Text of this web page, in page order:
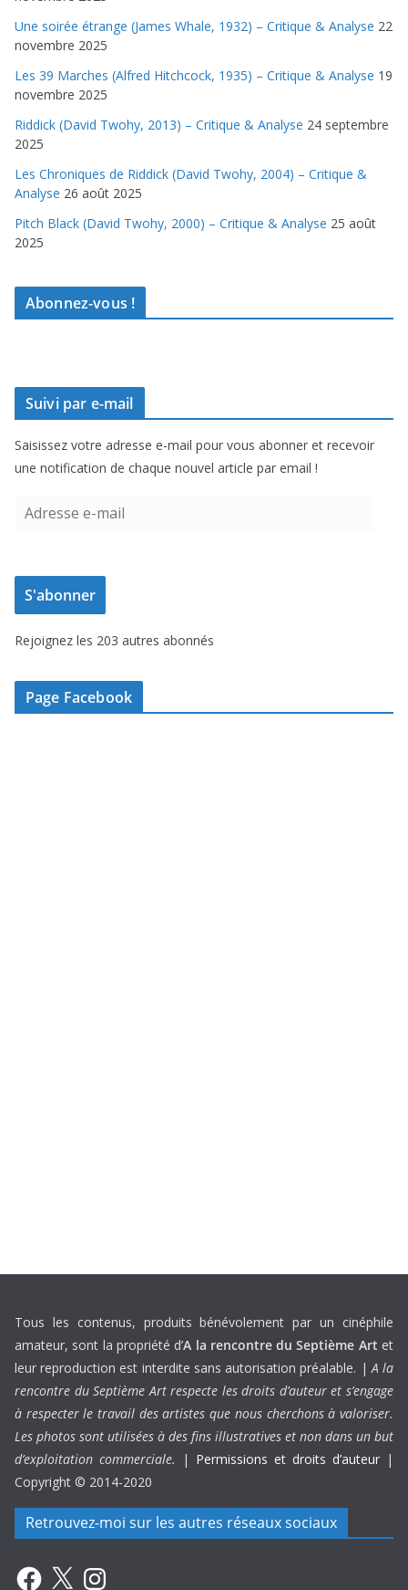
Une soirée étrange (James Whale, 1932) – Critique & Analyse 22
novembre 2025
Les 39 Marches (Alfred Hitchcock, 1935) – Critique & Analyse 19
novembre 2025
Riddick (David Twohy, 2013) – Critique & Analyse 24 septembre
2025
Les Chroniques de Riddick (David Twohy, 2004) – Critique &
Analyse 26 août 2025
Pitch Black (David Twohy, 2000) – Critique & Analyse 25 août
2025
Abonnez-vous !
Suivi par e-mail
Saisissez votre adresse e-mail pour vous abonner et recevoir
une notification de chaque nouvel article par email !
e
s
e
-
S'abonner
Rejoignez les 203 autres abonnés
Page Facebook
Tous les contenus, produits bénévolement par un cinéphile
amateur, sont la propriété d’A la rencontre du Septième Art et
leur reproduction est interdite sans autorisation préalable. |A la
rencontre du Septième Art respecte les droits d’auteur et s’engage
à respecter le travail des artistes que nous cherchons à valoriser.
Les photos sont utilisées à des fins illustratives et non dans un but
d’exploitation commerciale.
| Permissions et droits d’auteur |
Copyright © 2014-2020
Retrouvez-moi sur les autres réseaux sociaux
Facebook
X Instagram